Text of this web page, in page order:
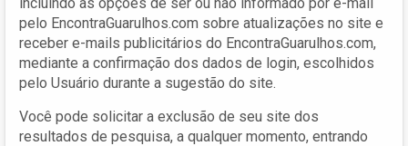
pelo EncontraGuarulhos.com sobre atualizações no site e
receber e-mails publicitários do EncontraGuarulhos.com,
mediante a confirmação dos dados de login, escolhidos
pelo Usuário durante a sugestão do site.
Você pode solicitar a exclusão de seu site dos
resultados de pesquisa, a qualquer momento, entrando